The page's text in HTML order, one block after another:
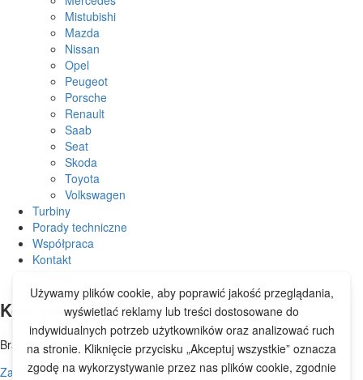
Mistubishi
Mazda
Nissan
Opel
Peugeot
Porsche
Renault
Saab
Seat
Skoda
Toyota
Volkswagen
Turbiny
Porady techniczne
Współpraca
Kontakt
Koszyk
Brak produktów w koszyku.
Zamknij